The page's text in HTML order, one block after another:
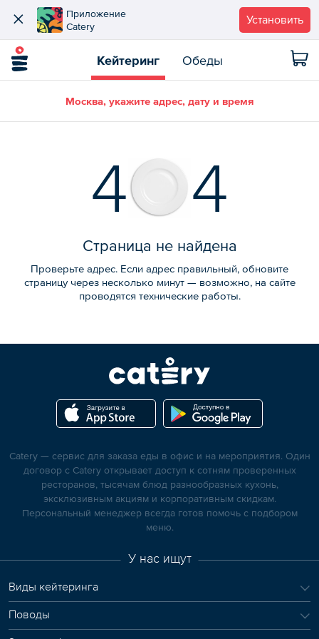
Приложение
Catery
Установить
Кейтеринг Обеды
Москва, укажите адрес, дату и время
4 4
Страница не найдена
Проверьте адрес. Если адрес правильный, обновите
страницу через несколько минут — возможно, на сайте
проводятся технические работы.
Catery — сервис для заказа еды в офис и на мероприятия. Один
договор с Catery открывает доступ к сотням проверенных
ресторанов, тысячам блюд разнообразных кухонь,
эксклюзивным акциям и корпоративным скидкам.
Персональный менеджер всегда готов помочь с подбором
меню.
У нас ищут
Виды кейтеринга
Поводы